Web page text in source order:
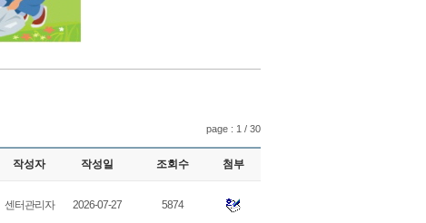
page : 1 / 30
작성자 작성일 조회수 첨부
센터관리자 2026-07-27 5874